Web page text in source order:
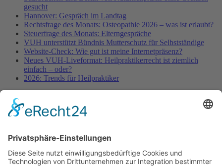
gesucht
Hannover: Gespräch im Landtag
Rechtsfrage des Monats: Osteopathie 2026 – was ist erlaubt?
Steuerfrage des Monats: Elterngespräche
VUH unterstützt Bündnis Mutterschutz für Selbstständige
Website-Check: Wie gut ist meine Internetpräsenz?
Neues VUH-Liveformat: Heilpraktikerrecht ist ziemlich
einfach – oder?
2026: Trends für Heilpraktiker
Fachinformationen
Erstattungsfähige rezeptfreie Medikamente
Studie: Reduziert das Darmbakterium Bacteroides vulgatus
Heißhunger auf Süßes?